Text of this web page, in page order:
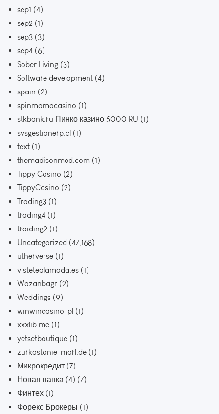
sep1 (4)
sep2 (1)
sep3 (3)
sep4 (6)
Sober Living (3)
Software development (4)
spain (2)
spinmamacasino (1)
stkbank.ru Пинко казино 5000 RU (1)
sysgestionerp.cl (1)
text (1)
themadisonmed.com (1)
Tippy Casino (2)
TippyCasino (2)
Trading3 (1)
trading4 (1)
traiding2 (1)
Uncategorized (47,168)
utherverse (1)
vistetealamoda.es (1)
Wazanbagr (2)
Weddings (9)
winwincasino-pl (1)
xxxlib.me (1)
yetsetboutique (1)
zurkastanie-marl.de (1)
Микрокредит (7)
Новая папка (4) (7)
Финтех (1)
Форекс Брокеры (1)